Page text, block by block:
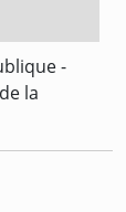
-
la